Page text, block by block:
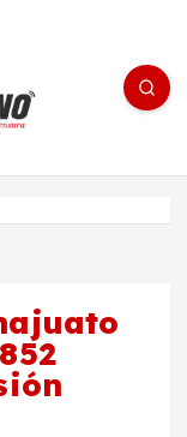
noticias/editorial